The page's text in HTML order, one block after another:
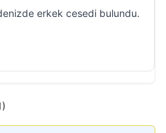
erkek cesedi bulundu.